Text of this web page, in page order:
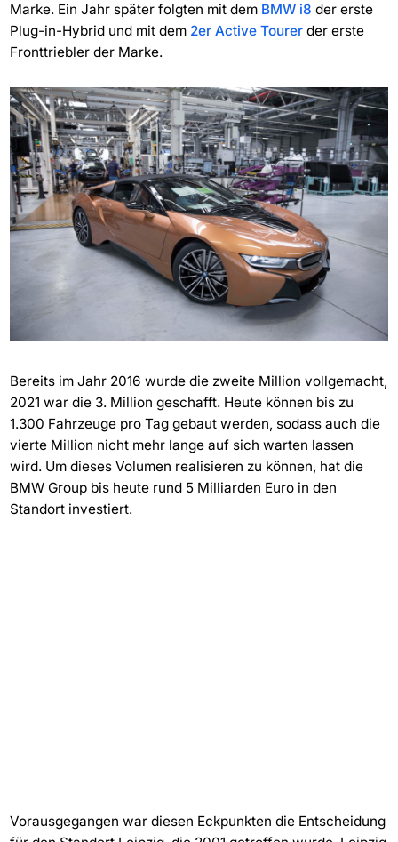
Marke. Ein Jahr später folgten mit dem BMW i8 der erste
Plug-in-Hybrid und mit dem 2er Active Tourerder erste
Fronttriebler der Marke.
Bereits im Jahr 2016 wurde die zweite Million vollgemacht,
2021 war die 3. Million geschafft. Heute können bis zu
1.300 Fahrzeuge pro Tag gebaut werden, sodass auch die
vierte Million nicht mehr lange auf sich warten lassen
wird. Um dieses Volumen realisieren zu können, hat die
BMW Group bis heute rund 5 Milliarden Euro in den
Standort investiert.
Vorausgegangen war diesen Eckpunkten die Entscheidung